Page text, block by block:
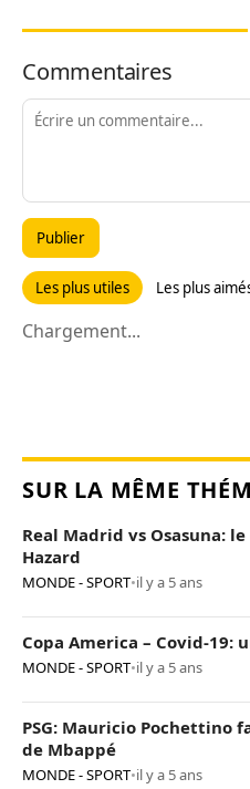
Commentaires
Publier
Les plus utiles Les plus
Chargement...
SUR LA MÊME
Real Madrid vs Osasuna:
Hazard
MONDE - SPORT•il y a 5 ans
Copa America – Covid-19:
MONDE - SPORT•il y a 5 ans
PSG: Mauricio Pochettino
de Mbappé
MONDE - SPORT•il y a 5 ans